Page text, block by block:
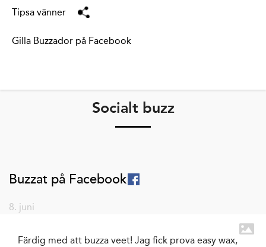
Tipsa vänner
Gilla Buzzador på Facebook
Socialt buzz
Buzzat på Facebook
8. juni
Färdig med att buzza veet! Jag fick prova easy wax,